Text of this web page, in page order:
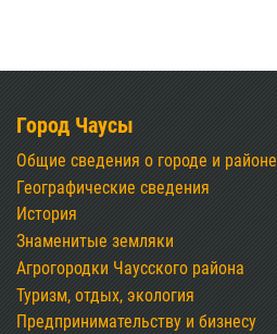
Город Чаусы
Общие сведения о городе и районе
Географические сведения
История
Знаменитые земляки
Агрогородки Чаусского района
Туризм, отдых, экология
Предпринимательству и бизнесу